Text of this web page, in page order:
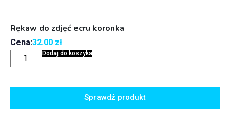
Rękaw do zdjęć ecru koronka
Cena:32.00 zł
Dodaj do koszyka
Sprawdź produkt